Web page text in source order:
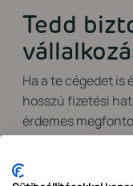
Tedd
Ha a te cégedet is
hosszú fizetési
érdemes
időben lépni,